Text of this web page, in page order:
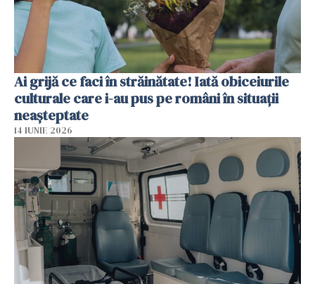
Ai grijă ce faci în străinătate! Iată obiceiurile
culturale care i-au pus pe români în situații
neașteptate
14 IUNIE 2026